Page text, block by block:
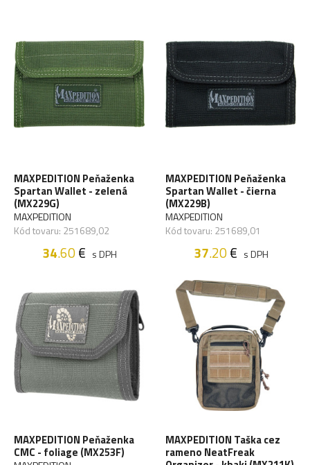
MAXPEDITION Peňaženka
Spartan Wallet - zelená
(MX229G)
MAXPEDITION
Kód tovaru: 251689,02
34.60€ s DPH
MAXPEDITION Peňaženka
Spartan Wallet - čierna
(MX229B)
MAXPEDITION
Kód tovaru: 251689,01
37.20€ s DPH
MAXPEDITION Peňaženka
CMC - foliage (MX253F)
MAXPEDITION Taška cez
rameno NeatFreak